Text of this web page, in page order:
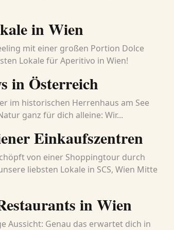
in Wien
mit einer großen Portion Dolce
Lokale für Aperitivo in Wien!
in Österreich
im historischen Herrenhaus am See
ganz für dich alleine: Wir...
Einkaufszentren
von einer Shoppingtour durch
liebsten Lokale in SCS, Wien Mitte
in Wien
Aussicht: Genau das erwartet dich in